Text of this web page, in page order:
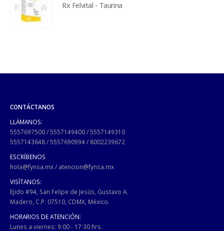
Rx Felvital - Taurina
CONTÁCTANOS
LLÁMANOS:
5557697500/5557149400/5557149310
5557143648/5557690994/ 8002239672
ESCRÍBENOS
hola@fynsa.mx/ atencion@fynsa.mx
VISÍTANOS:
Ejido #94, San Felipe de Jesús, Gustavo A.
Madero, C.P. 07510, CDMX, México.
HORARIOS DE ATENCIÓN:
Lunes a viernes: 9:00 - 17:30 hrs.